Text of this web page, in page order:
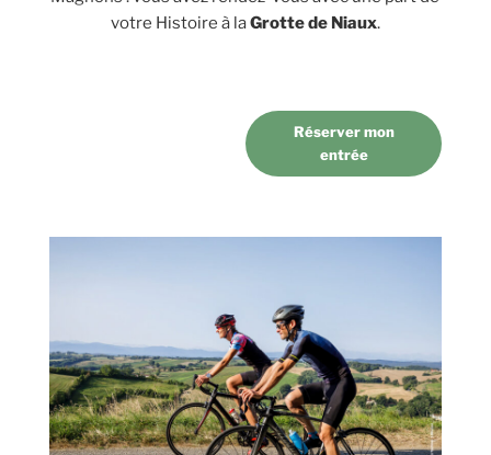
votre Histoire à laGrotte de Niaux.
Réserver mon
entrée